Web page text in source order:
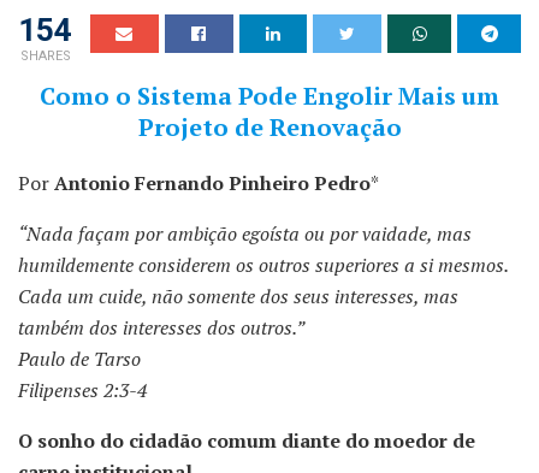
154
SHARES
Como o Sistema Pode Engolir Mais um
Projeto de Renovação
PorAntonio Fernando Pinheiro Pedro*
“Nada façam por ambição egoísta ou por vaidade, mas
humildemente considerem os outros superiores a si mesmos.
Cada um cuide, não somente dos seus interesses, mas
também dos interesses dos outros.”
Paulo de Tarso
Filipenses 2:3-4
O sonho do cidadão comum diante do moedor de